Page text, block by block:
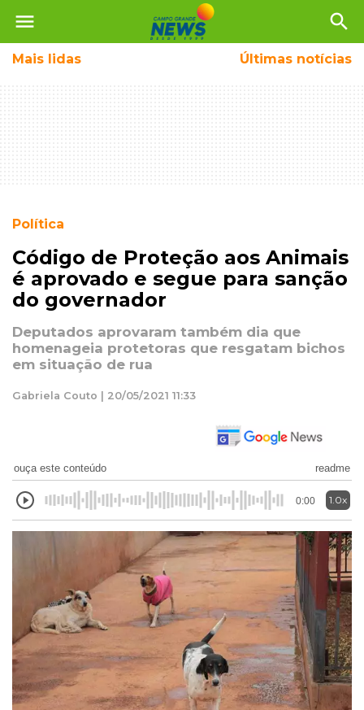
menu search
Mais lidas Últimas notícias
Política
Código de Proteção aos Animais
é aprovado e segue para sanção
do governador
Deputados aprovaram também dia que
homenageia protetoras que resgatam bichos
em situação de rua
Gabriela Couto | 20/05/2021 11:33
ouça este conteúdo readme
0:00 1.0x